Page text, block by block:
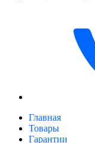
Главная
Товары
Гарантии